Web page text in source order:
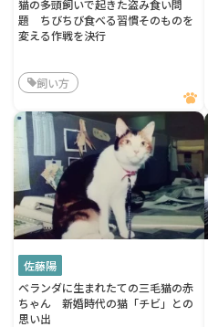
猫の多頭飼いで起きた盗み食い問
題 ちびちび食べる習慣そのものを
変える作戦を決行
飼い方
佐藤陽
ベランダに生まれたての三毛猫の赤
ちゃん 新婚時代の猫「チビ」との
思い出